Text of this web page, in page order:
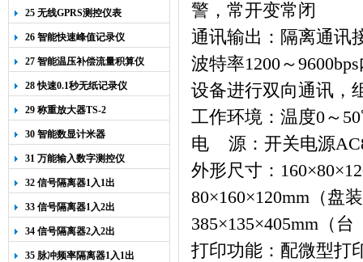
25 无线GPRS测控仪表
26 智能快速峰值记录仪
27 智能温压补偿流量积算仪
28 快速0.1秒无纸记录仪
29 称重放大器TS-2
30 智能数显计米器
31 万能输入数字测控仪
32 信号隔离器1入1出
33 信号隔离器1入2出
34 信号隔离器2入2出
35 脉冲频率隔离器1入1出
警，常开变常闭
通讯输出：隔离通讯
波特率1200～
设备进行双向通讯，
工作环境：温度0～ 50
电
源：开关电源
外形尺寸： 160×80×
80×160×120mm （盘
385×135×405mm （台
打印功能：配微型打